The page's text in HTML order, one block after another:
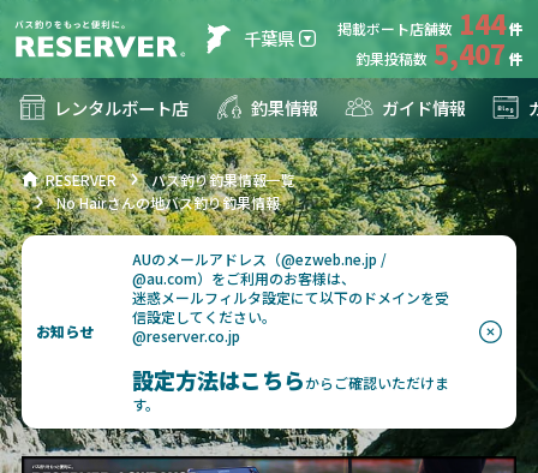
千葉県 掲載ボート店舗数 144
釣果投稿数 5,407
レンタルボート店 釣果情報 ガイド情報
RESERVER
バス釣り釣果情報一覧
No Hairさんの地バス釣り釣果情報
お知らせ
AUのメールアドレス（@ezweb.ne.jp /
@au.com）をご利用のお客様は、
迷惑メールフィルタ設定にて以下のドメインを受
信設定してください。
@reserver.co.jp
設定方法はこちらからご確認いただけま
す。